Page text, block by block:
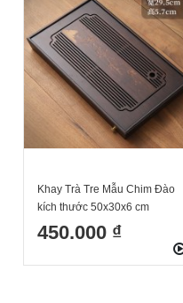
Khay Trà Tre Mẫu Chim Đào
kích thước 50x30x6 cm
450.000 ₫